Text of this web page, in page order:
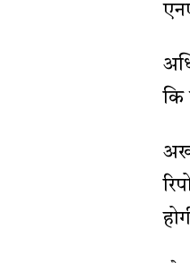
कि